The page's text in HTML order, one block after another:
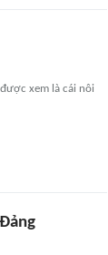
xem là cái nôi